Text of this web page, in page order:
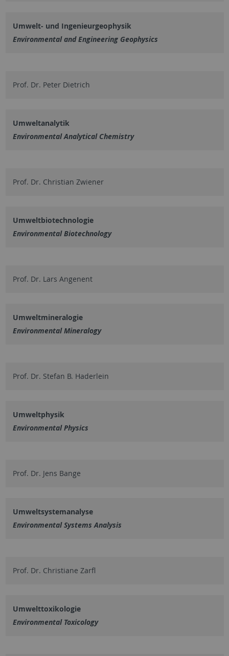
Umwelt- und Ingenieurgeophysik
Environmental and Engineering Geophysics
Prof. Dr. Peter Dietrich
Umweltanalytik
Environmental Analytical Chemistry
Prof. Dr. Christian Zwiener
Umweltbiotechnologie
Environmental Biotechnology
Prof. Dr. Lars Angenent
Umweltmineralogie
Environmental Mineralogy
Prof. Dr. Stefan B. Haderlein
Umweltphysik
Environmental Physics
Prof. Dr. Jens Bange
Umweltsystemanalyse
Environmental Systems Analysis
Prof. Dr. Christiane Zarfl
Umwelttoxikologie
Environmental Toxicology